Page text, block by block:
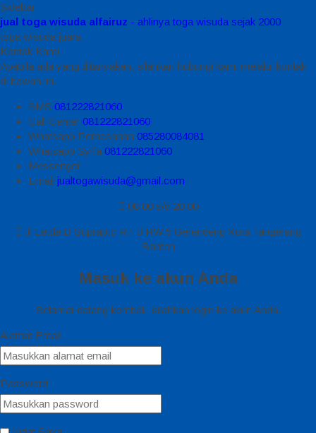
Sidebar
jual toga wisuda alfairuz - ahlinya toga wisuda sejak 2000
toga wisuda juara
Kontak Kami
Apabila ada yang ditanyakan, silahkan hubungi kami melalui kontak
di bawah ini.
SMS 081222821060
Call Center 081222821060
Whatsapp Pemesanan 085280084081
Whatsapp Syifa 081222821060
Messenger
Email jualtogawisuda@gmail.com
08.00 s/d 20.00
Jl Letda D Suprapto RT 3 RW 5 Gerendeng Kota Tangerang
Banten
Masuk ke akun Anda
Selamat datang kembali, silahkan login ke akun Anda.
Alamat Email
Password